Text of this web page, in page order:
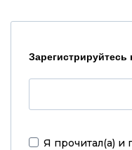
Зарегистрируйтесь
Я прочитал(а) и